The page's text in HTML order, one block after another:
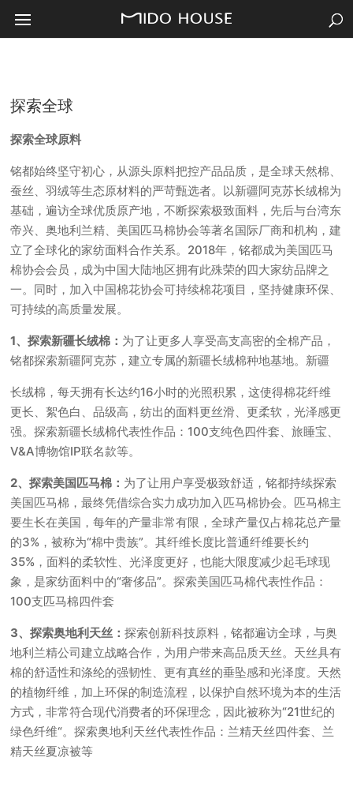
探索全球
探索全球原料
铭都始终坚守初心，从源头原料把控产品品质，是全球天然棉、
蚕丝、羽绒等生态原材料的严苛甄选者。以新疆阿克苏长绒棉为
基础，遍访全球优质原产地，不断探索极致面料，先后与台湾东
帝兴、奥地利兰精、美国匹马棉协会等著名国际厂商和机构，建
立了全球化的家纺面料合作关系。2018年，铭都成为美国匹马
棉协会会员，成为中国大陆地区拥有此殊荣的四大家纺品牌之
一。同时，加入中国棉花协会可持续棉花项目，坚持健康环保、
可持续的高质量发展。
1、探索新疆长绒棉： 为了让更多人享受高支高密的全棉产品，
铭都探索新疆阿克苏，建立专属的新疆长绒棉种地基地。新疆
长绒棉，每天拥有长达约16小时的光照积累，这使得棉花纤维
更长、絮色白、品级高，纺出的面料更丝滑、更柔软，光泽感更
强。探索新疆长绒棉代表性作品：100支纯色四件套、旅睡宝、
V&A博物馆IP联名款等。
2、探索美国匹马棉： 为了让用户享受极致舒适，铭都持续探索
美国匹马棉，最终凭借综合实力成功加入匹马棉协会。匹马棉主
要生长在美国，每年的产量非常有限，全球产量仅占棉花总产量
的3%，被称为“棉中贵族”。其纤维长度比普通纤维要长约
35%，面料的柔软性、光泽度更好，也能大限度减少起毛球现
象，是家纺面料中的“奢侈品”。探索美国匹马棉代表性作品：
100支匹马棉四件套
3、探索奥地利天丝：探索创新科技原料，铭都遍访全球，与奥
地利兰精公司建立战略合作，为用户带来高品质天丝。天丝具有
棉的舒适性和涤纶的强韧性、更有真丝的垂坠感和光泽度。天然
的植物纤维，加上环保的制造流程，以保护自然环境为本的生活
方式，非常符合现代消费者的环保理念，因此被称为“21世纪的
绿色纤维“。探索奥地利天丝代表性作品：兰精天丝四件套、兰
精天丝夏凉被等